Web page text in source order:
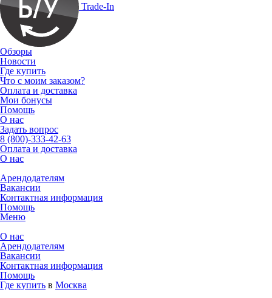
Trade-In
Обзоры
Новости
Где купить
Что с моим заказом?
Оплата и доставка
Мои бонусы
Помощь
О нас
Задать вопрос
8 (800)-333-42-63
Оплата и доставка
О нас
Арендодателям
Вакансии
Контактная информация
Помощь
Меню
О нас
Арендодателям
Вакансии
Контактная информация
Помощь
Где купить в Москва